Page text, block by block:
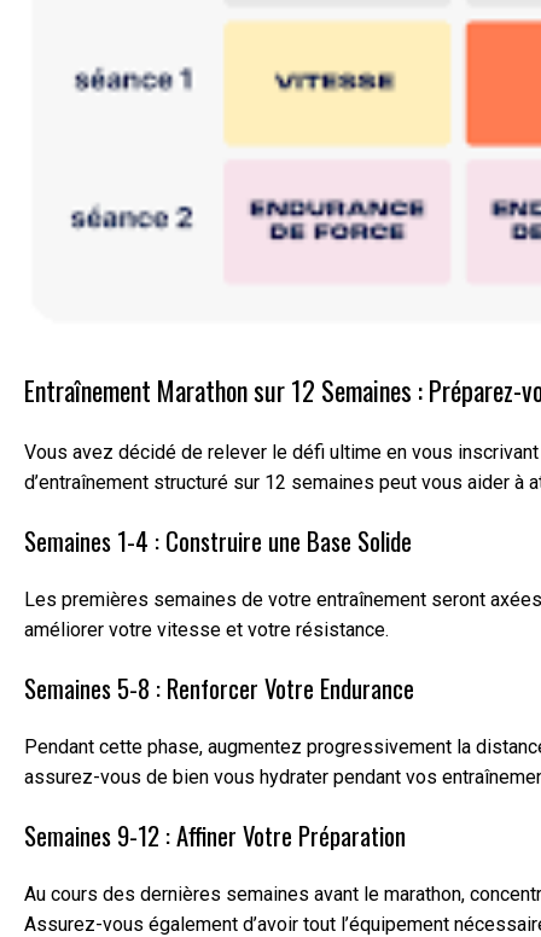
Entraînement Marathon sur 12 Semaines : Préparez-
Vous avez décidé de relever le défi ultime en vous
d’entraînement structuré sur 12 semaines peut vous aider
Semaines 1-4 : Construire une Base Solide
Les premières semaines de votre entraînement seront
améliorer votre vitesse et votre résistance.
Semaines 5-8 : Renforcer Votre Endurance
Pendant cette phase, augmentez progressivement la
assurez-vous de bien vous hydrater pendant vos
Semaines 9-12 : Affiner Votre Préparation
Au cours des dernières semaines avant le marathon,
Assurez-vous également d’avoir tout l’équipement